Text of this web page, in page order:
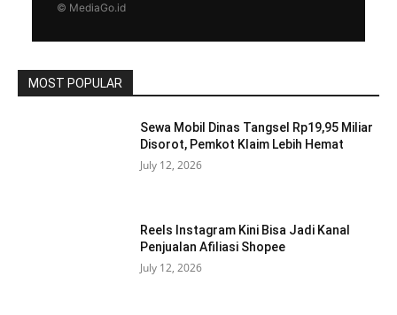
© MediaGo.id
MOST POPULAR
Sewa Mobil Dinas Tangsel Rp19,95 Miliar
Disorot, Pemkot Klaim Lebih Hemat
July 12, 2026
Reels Instagram Kini Bisa Jadi Kanal
Penjualan Afiliasi Shopee
July 12, 2026